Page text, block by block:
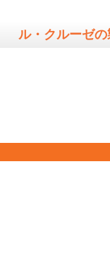
ル・クルーゼの